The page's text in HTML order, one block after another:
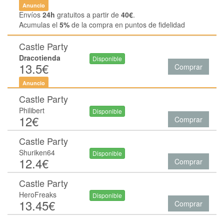
Anuncio
Envíos 24h gratuitos a partir de 40€.
Acumulas el 5% de la compra en puntos de fidelidad
Castle Party
Dracotienda
13.5€
Disponible
Comprar
Anuncio
Castle Party
Philibert
12€
Disponible
Comprar
Castle Party
Shuriken64
12.4€
Disponible
Comprar
Castle Party
HeroFreaks
13.45€
Disponible
Comprar